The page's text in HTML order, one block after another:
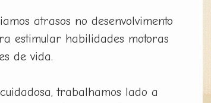
atrasos no desenvolvimento
estimular habilidades motoras
de vida.
trabalhamos lado a